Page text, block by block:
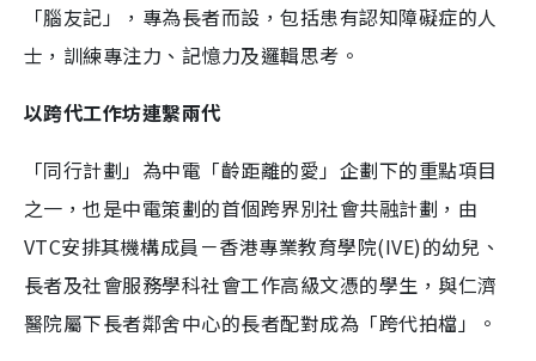
「腦友記」，專為長者而設，包括患有認知障礙症的人
士，訓練專注力、記憶力及邏輯思考。
以跨代工作坊連繫兩代
「同行計劃」為中電「齡距離的愛」企劃下的重點項目
之一，也是中電策劃的首個跨界別社會共融計劃，由
VTC安排其機構成員－香港專業教育學院(IVE)的幼兒、
長者及社會服務學科社會工作高級文憑的學生，與仁濟
醫院屬下長者鄰舍中心的長者配對成為「跨代拍檔」。